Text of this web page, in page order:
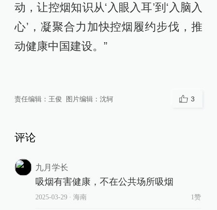
动，让控烟知识从‘入眼入耳’到‘入脑入
心’，凝聚合力加快控烟履约步伐，推
动健康中国建设。”
责任编辑： 王俊 图片编辑： 沈轲 3
评论
九月学长
吸烟有害健康，不在公共场所吸烟
2025-03-29∙ 海南 1赞